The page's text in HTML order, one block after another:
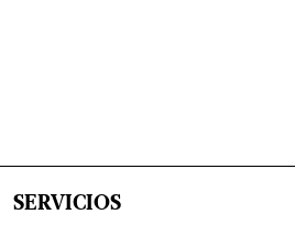
SERVICIOS